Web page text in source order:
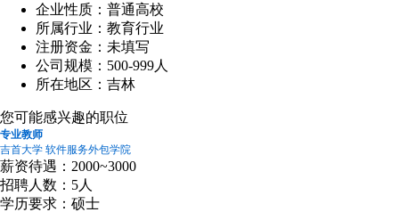
企业性质：普通高校
所属行业：教育行业
注册资金：未填写
公司规模：500-999人
所在地区：吉林
您可能感兴趣的职位
专业教师
吉首大学 软件服务外包学院
薪资待遇：2000~3000
招聘人数：5人
学历要求：硕士